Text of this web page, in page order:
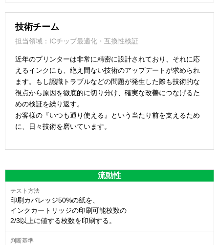
技術チーム
担当領域：ICチップ最適化・互換性検証
近年のプリンターは非常に精密に設計されており、それに応
えるインクにも、絶え間ない技術のアップデートが求められ
ます。もし認識トラブルなどの問題が発生した際も技術的な
視点から原因を徹底的に切り分け、確実な改善につなげるた
めの検証を繰り返す。
お客様の『いつも通り使える』という当たり前を支えるため
に、日々技術を磨いています。
流動性
印刷カバレッジ50%の紙を、
インクカートリッジの印刷可能枚数の
2/3以上に値する枚数を印刷する。